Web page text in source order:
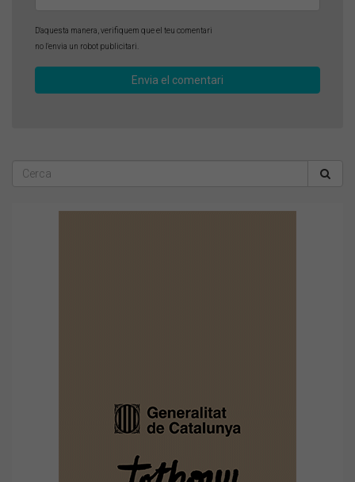
D'aquesta manera, verifiquem que el teu comentari
no l'envia un robot publicitari.